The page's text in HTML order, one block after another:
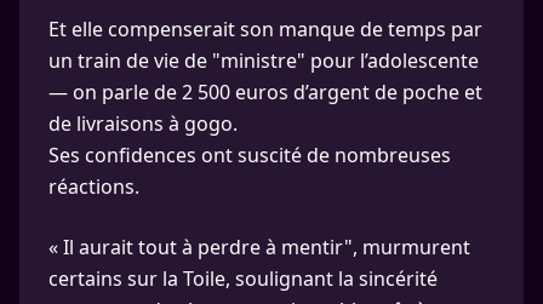
Et elle compenserait son manque de temps par
un train de vie de "ministre" pour l’adolescente
— on parle de 2 500 euros d’argent de poche et
de livraisons à gogo.
Ses confidences ont suscité de nombreuses
réactions.
« Il aurait tout à perdre à mentir", murmurent
certains sur la Toile, soulignant la sincérité